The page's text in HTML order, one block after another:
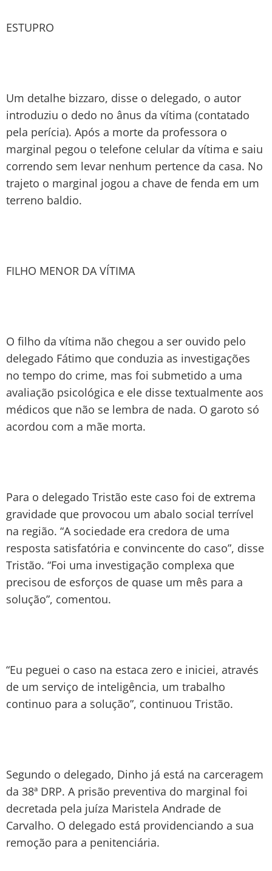
ESTUPRO
Um detalhe bizzaro, disse o delegado, o autor
introduziu o dedo no ânus da vítima (contatado
pela perícia). Após a morte da professora o
marginal pegou o telefone celular da vítima e saiu
correndo sem levar nenhum pertence da casa. No
trajeto o marginal jogou a chave de fenda em um
terreno baldio.
FILHO MENOR DA VÍTIMA
O filho da vítima não chegou a ser ouvido pelo
delegado Fátimo que conduzia as investigações
no tempo do crime, mas foi submetido a uma
avaliação psicológica e ele disse textualmente aos
médicos que não se lembra de nada. O garoto só
acordou com a mãe morta.
Para o delegado Tristão este caso foi de extrema
gravidade que provocou um abalo social terrível
na região. “A sociedade era credora de uma
resposta satisfatória e convincente do caso”, disse
Tristão. “Foi uma investigação complexa que
precisou de esforços de quase um mês para a
solução”, comentou.
“Eu peguei o caso na estaca zero e iniciei, através
de um serviço de inteligência, um trabalho
continuo para a solução”, continuou Tristão.
Segundo o delegado, Dinho já está na carceragem
da 38ª DRP. A prisão preventiva do marginal foi
decretada pela juíza Maristela Andrade de
Carvalho. O delegado está providenciando a sua
remoção para a penitenciária.